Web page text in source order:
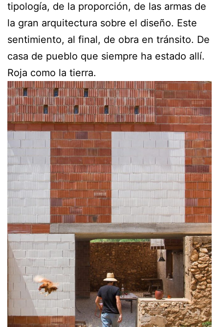
tipología, de la proporción, de las armas de
la gran arquitectura sobre el diseño. Este
sentimiento, al final, de obra en tránsito. De
casa de pueblo que siempre ha estado allí.
Roja como la tierra.